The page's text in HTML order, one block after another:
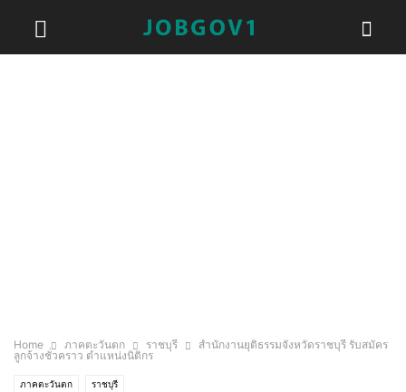
Home ภาคตะวันตก ราชบุรี
สำนักงานยุติธรรมจังหวัดราชบุรี รับสมัคร
ลูกจ้างชั่วคราว ตำแหน่งนิติกร
ภาคตะวันตก ราชบุรี